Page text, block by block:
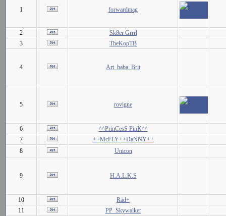
1 forwardmag
2
Sk8er Grrrl
3
TheKopTB
4 Art_baba_Brit
5 rovigne
6
^^PrinCesS PinK^^
7
++McFLY++DaNNY++
8
Unicon
9 H.A.L.K.S
10
Rad+
11
PP_Skywalker